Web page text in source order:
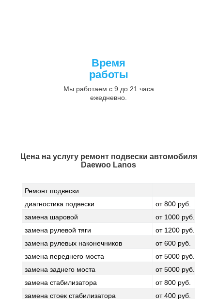
Время
работы
Мы работаем с 9 до 21 часа
ежедневно.
Цена на услугу ремонт подвески автомобиля
Daewoo Lanos
Ремонт подвески
диагностика подвески
от 800 руб.
замена шаровой
от 1000 руб.
замена рулевой тяги
от 1200 руб.
замена рулевых наконечников
от 600 руб.
замена переднего моста
от 5000 руб.
замена заднего моста
от 5000 руб.
замена стабилизатора
от 800 руб.
замена стоек стабилизатора
от 400 руб.